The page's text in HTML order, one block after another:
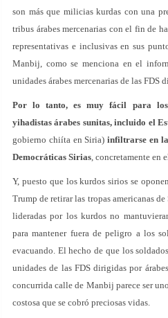
son más que milicias kurdas con una
tribus árabes mercenarias con el fin de
representativas e inclusivas en sus
Manbij, como se menciona en el
unidades árabes mercenarias de las FDS
Por lo tanto, es muy fácil para los
yihadistas árabes sunitas, incluido el
gobierno chiíta en Siria)infiltrarse en
Democráticas Sirias, concretamente en
Y, puesto que los kurdos sirios se
Trump de retirar las tropas americanas
lideradas por los kurdos no
para mantener fuera de peligro a los
evacuando. El hecho de que los
unidades de las FDS dirigidas por
concurrida calle de Manbij parece ser
costosa que se cobró preciosas vidas.